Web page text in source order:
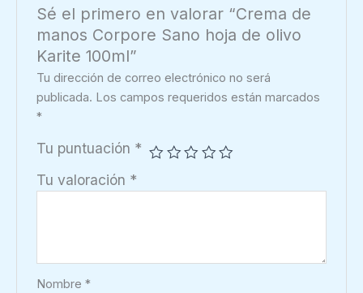
Sé el primero en valorar “Crema de
manos Corpore Sano hoja de olivo
Karite 100ml”
Tu dirección de correo electrónico no será
publicada. Los campos requeridos están marcados
*
Tu puntuación *
Tu valoración *
Nombre*